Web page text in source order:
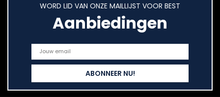
WORD LID VAN ONZE MAILLIJST VOOR BEST
Aanbiedingen